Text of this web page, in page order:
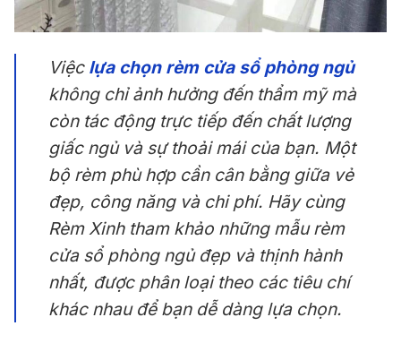
Việc lựa chọn rèm cửa sổ phòng ngủ
không chỉ ảnh hưởng đến thẩm mỹ mà
còn tác động trực tiếp đến chất lượng
giấc ngủ và sự thoải mái của bạn. Một
bộ rèm phù hợp cần cân bằng giữa vẻ
đẹp, công năng và chi phí. Hãy cùng
Rèm Xinh tham khảo những mẫu rèm
cửa sổ phòng ngủ đẹp và thịnh hành
nhất, được phân loại theo các tiêu chí
khác nhau để bạn dễ dàng lựa chọn.